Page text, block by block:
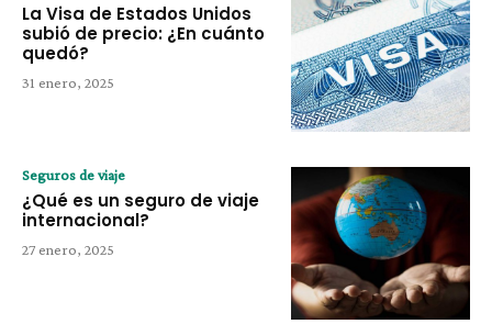
La Visa de Estados Unidos
subió de precio: ¿En cuánto
quedó?
31 enero, 2025
Seguros de viaje
¿Qué es un seguro de viaje
internacional?
27 enero, 2025